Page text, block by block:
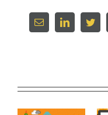
facebook
twitter
linkedin
Email